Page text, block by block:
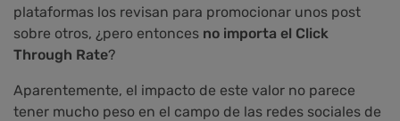
plataformas los revisan para promocionar unos post
sobre otros, ¿pero entonces no importa el Click
Through Rate?
Aparentemente, el impacto de este valor no parece
tener mucho peso en el campo de las redes sociales de